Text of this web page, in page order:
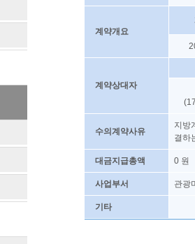
계약개요
계약상대자
수의계약사유
지방
결하
대금지급총액 0 원
사업부서 관광
기타